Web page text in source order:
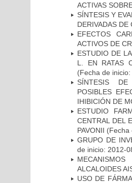
ACTIVAS
SÍNTESIS Y
DERIVADAS
EFECTOS
ACTIVOS DE
ESTUDIO DE
L. EN RATAS
(Fecha de
SÍNTESIS DE
POSIBLES
IHIBICIÓN DE
ESTUDIO
CENTRAL DEL
PAVONII (Fecha
GRUPO DE
de inicio: 2012-
ALCALOIDES
USO DE